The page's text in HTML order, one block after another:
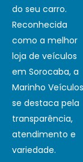
do seu carro.
Reconhecida
como a melhor
loja de veículos
em Sorocaba, a
Marinho Veículos
se destaca pela
transparência,
atendimento e
variedade.